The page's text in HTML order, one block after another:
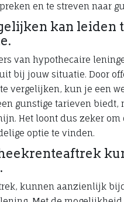
en te streven naar
kan leiden
van hypothecaire
bij jouw situatie. Door
vergelijken, kun je een
gunstige tarieven biedt,
Het loont dus zeker
optie te vinden.
kunnen aanzienlijk